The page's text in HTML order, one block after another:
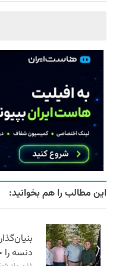
این مطالب را هم بخوانید:
دنسه را